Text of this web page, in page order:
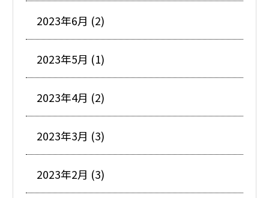
2023年6月 (2)
2023年5月 (1)
2023年4月 (2)
2023年3月 (3)
2023年2月 (3)